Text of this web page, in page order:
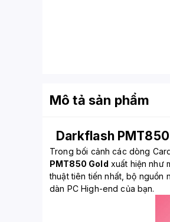
Mô tả sản phẩm
Darkflash
Trong bối cảnh các dòng
PMT850 Gold xuất hiện như
thuật tiên tiến nhất, bộ
dàn PC High-end của bạn.